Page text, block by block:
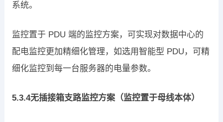
系统。
监控置于 PDU 端的监控方案，可实现对数据中心的
配电监控更加精细化管理，如选用智能型 PDU，可精
细化监控到每一台服务器的电量参数。
5.3.4无插接箱支路监控方案（监控置于母线本体）